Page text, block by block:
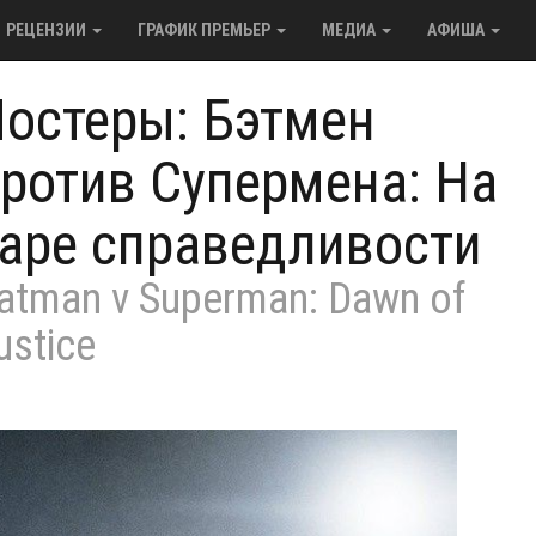
РЕЦЕНЗИИ ГРАФИК ПРЕМЬЕР МЕДИА АФИША
Бэтмен
Супермена: На
справедливости
v Superman: Dawn of